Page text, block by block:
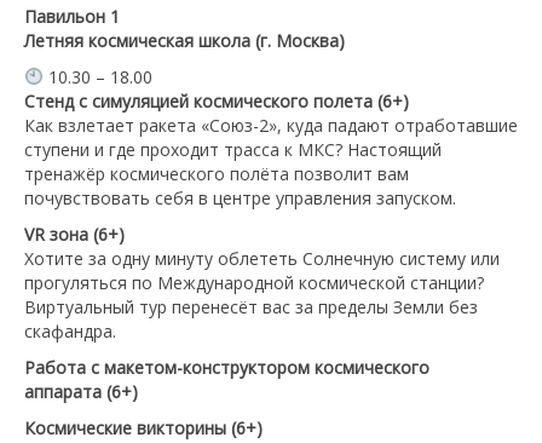
Павильон 1
Летняя космическая школа (г. Москва)
10.30 – 18.00
Стенд с симуляцией космического полета (6+)
Как взлетает ракета «Союз-2», куда падают отработавшие
ступени и где проходит трасса к МКС? Настоящий
тренажёр космического полёта позволит вам
почувствовать себя в центре управления запуском.
VR зона (6+)
Хотите за одну минуту облететь Солнечную систему или
прогуляться по Международной космической станции?
Виртуальный тур перенесёт вас за пределы Земли без
скафандра.
Работа с макетом-конструктором космического
аппарата (6+)
Космические викторины (6+)